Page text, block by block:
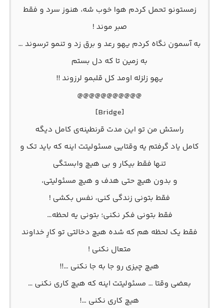
زمستونو تحمل کردم هوا خوب شه، هنوز سرد و فقط
صبر موند !
به آسمون نگاه کردم یهو رعد و برق زد و تنمو ترسوند …
به زمین تا که دل بستم
یهو زلزله اومد کل قلبمو لرزوند !!
@@@@@@@@@@@
[‏Bridge]
راستش من تو این مدت قرنطینه‌ی کامل دیگه
کامل یاد گرفتم یه وقتایی مسئولیتت اینه که باید تک و
تنها فقط بیکار و بی هیچ وابستگی
و بدون هیچ حتی هدف و هیچ مسئولیتی،
فقط بتونی زندگی کنی، نفس بکشی !
فقط بتونی فکر نکنی؛ بتونی یه لحظه…
فقط یک لحظه هم که شده هیچ دخالتی تو کارِ خداوند
متعال نکنی !
هیچ چیزی رو جا به جا نکنی …!!
بعضی وقتا … مسئولیتت اینه که هیچ کاری نکنی …
هیچ کاری نکنی …!